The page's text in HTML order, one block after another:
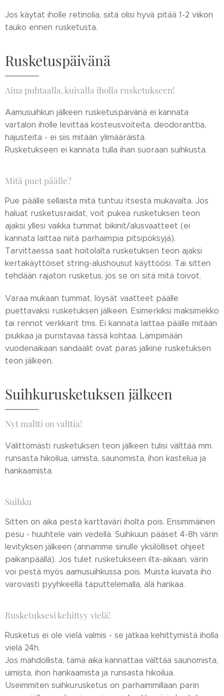
Jos käytät iholle retinolia, siitä olisi hyvä pitää 1-2 viikon
tauko ennen rusketusta.
Rusketuspäivänä
Aina puhtaalla, kuivalla iholla rusketukseen!
Aamusuihkun jälkeen rusketuspäivänä ei kannata
vartalon iholle levittää kosteusvoiteita, deodoranttia,
hajusteita - ei siis mitään ylimääräistä.
Rusketukseen ei kannata tulla ihan suoraan suihkusta.
Mitä puet päälle?
Pue päälle sellaista mitä tuntuu itsestä mukavalta. Jos
haluat rusketusraidat, voit pukea rusketuksen teon
ajaksi yllesi vaikka tummat bikinit/alusvaatteet (ei
kannata laittaa niitä parhaimpia pitsipöksyjä).
Tarvittaessa saat hoitolalta rusketuksen teon ajaksi
kertakäyttöiset string-alushousut käyttöösi. Tai sitten
tehdään rajaton rusketus, jos se on sitä mitä toivot.
Varaa mukaan tummat, löysät vaatteet päälle
puettavaksi rusketuksen jälkeen. Esimerkiksi maksimekko
tai rennot verkkarit tms. Ei kannata laittaa päälle mitään
piukkaa ja puristavaa tässä kohtaa. Lämpimään
vuodenaikaan sandaalit ovat paras jalkine rusketuksen
teon jälkeen.
Suihkurusketuksen jälkeen
Nyt maltti on valttia!
Välittömästi rusketuksen teon jälkeen tulisi välttää mm.
runsasta hikoilua, uimista, saunomista, ihon kastelua ja
hankaamista.
Suihku
Sitten on aika pestä karttaväri iholta pois. Ensimmäinen
pesu - huuhtele vain vedellä. Suihkuun pääset 4-8h värin
levityksen jälkeen (annamme sinulle yksilölliset ohjeet
paikanpäällä). Jos tulet rusketukseen ilta-aikaan, värin
voi pestä myös aamusuihkussa pois. Muista kuivata iho
varovasti pyyhkeellä taputtelemalla, älä hankaa.
Rusketuksesi kehittyy vielä!
Rusketus ei ole vielä valmis - se jatkaa kehittymistä iholla
vielä 24h.
Jos mahdollista, tämä aika kannattaa välttää saunomista,
uimista, ihon hankaamista ja runsasta hikoilua.
Useimmiten suihkurusketus on parhaimmillaan parin